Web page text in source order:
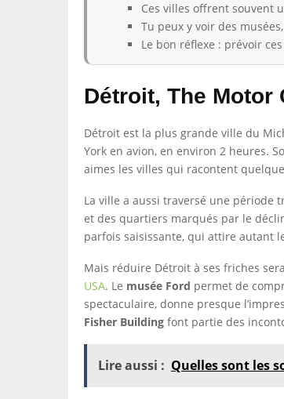
Ces villes offrent souvent
Tu peux y voir des
Le bon réflexe : prévoir
Détroit, The Motor
Détroit est la plus grande ville du
York en avion, en environ 2 heures.
aimes les villes qui racontent
La ville a aussi traversé une période
et des quartiers marqués par le
parfois saisissante, qui attire autant
Mais réduire Détroit à ses friches
USA. Le musée Ford permet de
spectaculaire, donne presque
Fisher Building font partie des
Lire aussi : Quelles sont les